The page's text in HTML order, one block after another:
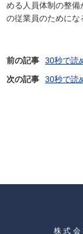
める人員体制の整
の従業員のために
前の記事
30秒で読
次の記事
30秒で読
株式